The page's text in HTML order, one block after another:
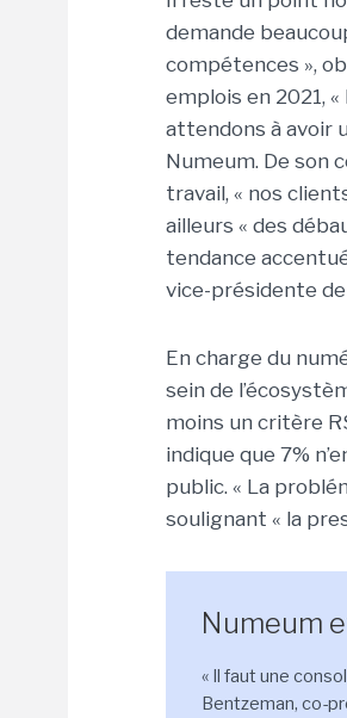
demande
compétences »,
emplois en 2021,
attendons à avoir
Numeum. De son
travail, « nos
ailleurs « des
tendance
vice-présidente de
En charge du
sein de
moins un critère
indique que 7%
public. « La
soulignant « la
Numeum
« Il faut une
Bentzeman, co-